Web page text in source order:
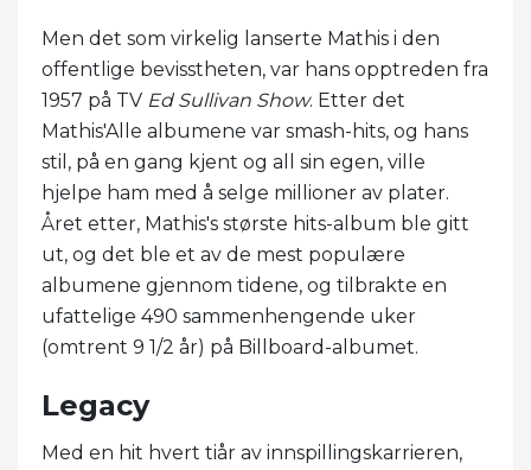
Men det som virkelig lanserte Mathis i den
offentlige bevisstheten, var hans opptreden fra
1957 på TV Ed Sullivan Show. Etter det
Mathis'Alle albumene var smash-hits, og hans
stil, på en gang kjent og all sin egen, ville
hjelpe ham med å selge millioner av plater.
Året etter, Mathis's største hits-album ble gitt
ut, og det ble et av de mest populære
albumene gjennom tidene, og tilbrakte en
ufattelige 490 sammenhengende uker
(omtrent 9 1/2 år) på Billboard-albumet.
Legacy
Med en hit hvert tiår av innspillingskarrieren,